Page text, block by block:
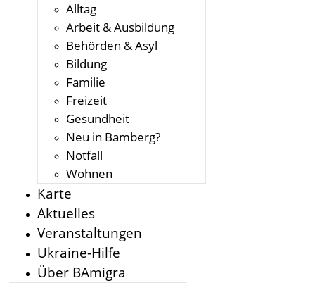
Alltag
Arbeit & Ausbildung
Behörden & Asyl
Bildung
Familie
Freizeit
Gesundheit
Neu in Bamberg?
Notfall
Wohnen
Karte
Aktuelles
Veranstaltungen
Ukraine-Hilfe
Über BAmigra